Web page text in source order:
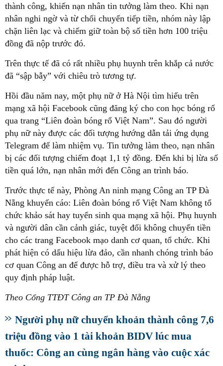
thành công, khiến nạn nhân tin tưởng làm theo. Khi nạn
nhân nghi ngờ và từ chối chuyển tiếp tiền, nhóm này lập
chặn liên lạc và chiếm giữ toàn bộ số tiền hơn 100 triệu
đồng đã nộp trước đó.
Trên thực tế đã có rất nhiều phụ huynh trên khắp cả nước
đã “sập bẫy” với chiêu trò tương tự.
Hồi đầu năm nay, một phụ nữ ở Hà Nội tìm hiểu trên
mạng xã hội Facebook cũng đăng ký cho con học bóng rổ
qua trang “Liên đoàn bóng rổ Việt Nam”. Sau đó người
phụ nữ này được các đối tượng hướng dẫn tải ứng dụng
Telegram để làm nhiệm vụ. Tin tưởng làm theo, nạn nhân
bị các đối tượng chiếm đoạt 1,1 tỷ đồng. Đến khi bị lừa số
tiền quá lớn, nạn nhân mới đến Công an trình báo.
Trước thực tế này, Phòng An ninh mạng Công an TP Đà
Nẵng khuyến cáo: Liên đoàn bóng rổ Việt Nam không tổ
chức khảo sát hay tuyển sinh qua mạng xã hội. Phụ huynh
và người dân cần cảnh giác, tuyệt đối không chuyển tiền
cho các trang Facebook mạo danh cơ quan, tổ chức. Khi
phát hiện có dấu hiệu lừa đảo, cần nhanh chóng trình báo
cơ quan Công an để được hỗ trợ, điều tra và xử lý theo
quy định pháp luật.
Theo Cổng TTĐT Công an TP Đà Nẵng
Người phụ nữ chuyển khoản thành công 7,6
triệu đồng vào 1 tài khoản BIDV lúc mua
thuốc: Công an cùng ngân hàng vào cuộc xác